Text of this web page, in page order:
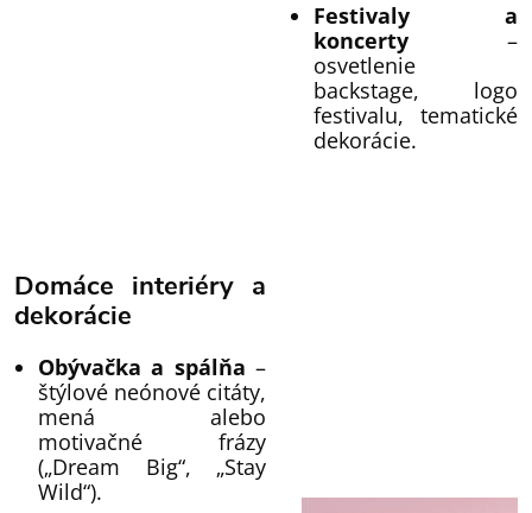
Festivaly a
koncerty –
osvetlenie
backstage, logo
festivalu, tematické
dekorácie.
Domáce interiéry a
dekorácie
Obývačka a spálňa –
štýlové neónové citáty,
mená alebo
motivačné frázy
(„Dream Big“, „Stay
Wild“).